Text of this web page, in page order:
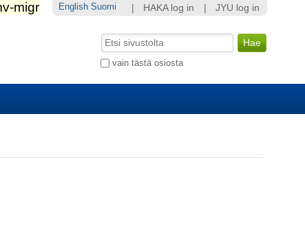
Hae
vain tästä osiosta
Laajennettu
HAKA log in JYU log in
English Suomi